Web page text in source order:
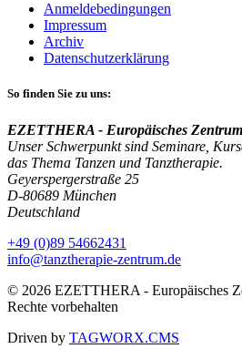
Anmeldebedingungen
Impressum
Archiv
Datenschutzerklärung
So finden Sie zu uns:
EZETTHERA - Europäisches
Unser Schwerpunkt sind Seminare,
das Thema Tanzen und Tanztherapie.
Geyerspergerstraße 25
D-80689 München
Deutschland
+49 (0)89 54662431
info@tanztherapie-zentrum.de
© 2026 EZETTHERA - Europäisches
Rechte vorbehalten
Driven by TAGWORX.CMS